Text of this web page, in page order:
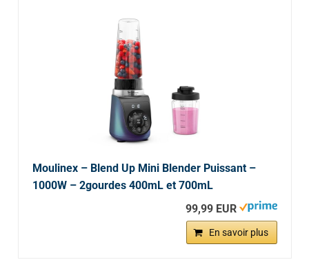
Moulinex – Blend Up Mini Blender Puissant –
1000W – 2gourdes 400mL et 700mL
99,99 EUR
En savoir plus